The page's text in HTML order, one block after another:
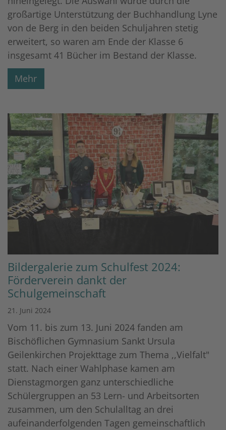
großartige Unterstützung der Buchhandlung Lyne
von de Berg in den beiden Schuljahren stetig
erweitert, so waren am Ende der Klasse 6
insgesamt 41 Bücher im Bestand der Klasse.
Mehr
Bildergalerie zum Schulfest 2024:
Förderverein dankt der
Schulgemeinschaft
21. Juni 2024
Vom 11. bis zum 13. Juni 2024 fanden am
Bischöflichen Gymnasium Sankt Ursula
Geilenkirchen Projekttage zum Thema ,,Vielfalt"
statt. Nach einer Wahlphase kamen am
Dienstagmorgen ganz unterschiedliche
Schülergruppen an 53 Lern- und Arbeitsorten
zusammen, um den Schulalltag an drei
aufeinanderfolgenden Tagen gemeinschaftlich